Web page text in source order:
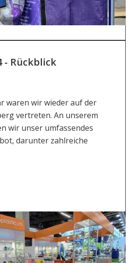
- Rückblick
waren wir wieder auf der
vertreten. An unserem
wir unser umfassendes
darunter zahlreiche